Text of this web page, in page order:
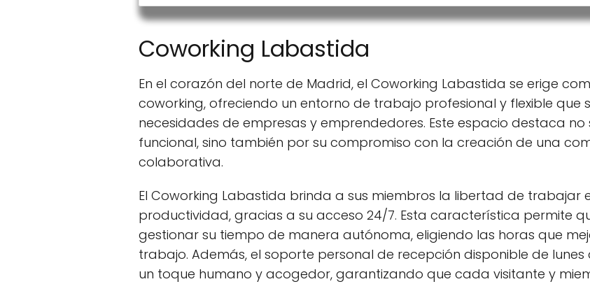
Coworking Labastida
En el corazón del norte de Madrid, el Coworking Labastida se erige
coworking, ofreciendo un entorno de trabajo profesional y flexible que
necesidades de empresas y emprendedores. Este espacio destaca
funcional, sino también por su compromiso con la creación de una
colaborativa.
El Coworking Labastida brinda a sus miembros la libertad de trabajar
productividad, gracias a su acceso 24/7. Esta característica permite
gestionar su tiempo de manera autónoma, eligiendo las horas que
trabajo. Además, el soporte personal de recepción disponible de lunes
un toque humano y acogedor, garantizando que cada visitante y